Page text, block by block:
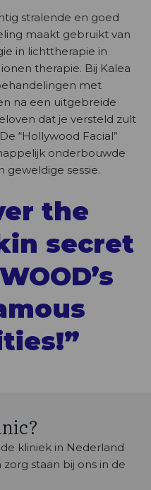
stralende en goed
maakt gebruikt van
in lichttherapie in
therapie. Bij Kalea
met
na een uitgebreide
dat je versteld zult
“Hollywood Facial”
onderbouwde
geweldige sessie.
the
secret
kliniek in Nederland
staan bij ons in de